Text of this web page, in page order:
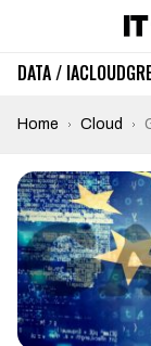
DATA / IACLOUD
Home Cloud